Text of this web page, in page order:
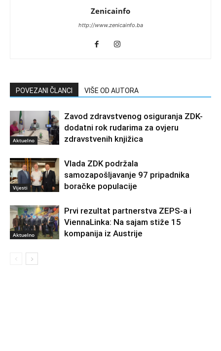
Zenicainfo
http://www.zenicainfo.ba
POVEZANI ČLANCI VIŠE OD AUTORA
Aktuelno
Zavod zdravstvenog osiguranja ZDK-
dodatni rok rudarima za ovjeru
zdravstvenih knjižica
Vijesti
Vlada ZDK podržala
samozapošljavanje 97 pripadnika
boračke populacije
Aktuelno
Prvi rezultat partnerstva ZEPS-a i
ViennaLinka: Na sajam stiže 15
kompanija iz Austrije